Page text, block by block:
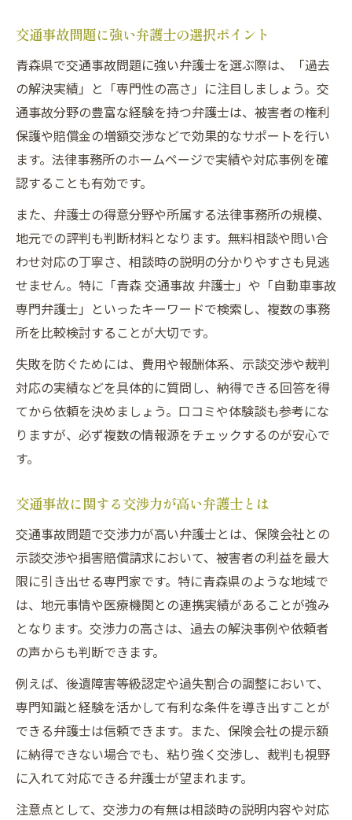
交通事故問題に強い弁護士の選択ポイント
青森県で交通事故問題に強い弁護士を選ぶ際は、「過去
の解決実績」と「専門性の高さ」に注目しましょう。交
通事故分野の豊富な経験を持つ弁護士は、被害者の権利
保護や賠償金の増額交渉などで効果的なサポートを行い
ます。法律事務所のホームページで実績や対応事例を確
認することも有効です。
また、弁護士の得意分野や所属する法律事務所の規模、
地元での評判も判断材料となります。無料相談や問い合
わせ対応の丁寧さ、相談時の説明の分かりやすさも見逃
せません。特に「青森 交通事故 弁護士」や「自動車事故
専門弁護士」といったキーワードで検索し、複数の事務
所を比較検討することが大切です。
失敗を防ぐためには、費用や報酬体系、示談交渉や裁判
対応の実績などを具体的に質問し、納得できる回答を得
てから依頼を決めましょう。口コミや体験談も参考にな
りますが、必ず複数の情報源をチェックするのが安心で
す。
交通事故に関する交渉力が高い弁護士とは
交通事故問題で交渉力が高い弁護士とは、保険会社との
示談交渉や損害賠償請求において、被害者の利益を最大
限に引き出せる専門家です。特に青森県のような地域で
は、地元事情や医療機関との連携実績があることが強み
となります。交渉力の高さは、過去の解決事例や依頼者
の声からも判断できます。
例えば、後遺障害等級認定や過失割合の調整において、
専門知識と経験を活かして有利な条件を導き出すことが
できる弁護士は信頼できます。また、保険会社の提示額
に納得できない場合でも、粘り強く交渉し、裁判も視野
に入れて対応できる弁護士が望まれます。
注意点として、交渉力の有無は相談時の説明内容や対応